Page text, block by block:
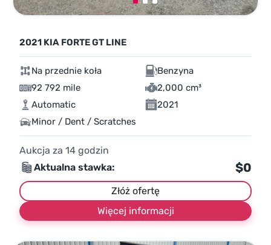
2021 KIA FORTE GT LINE
Na przednie koła
Benzyna
92 792 mile
2,000 cm³
Automatic
2021
Minor / Dent / Scratches
Aukcja za 14 godzin
Aktualna stawka:
$0
Złóż ofertę
Więcej informacji